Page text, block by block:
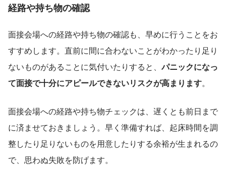
経路や持ち物の確認
面接会場への経路や持ち物の確認も、早めに行うことをお
すすめします。直前に間に合わないことがわかったり足り
ないものがあることに気付いたりすると、パニックになっ
て面接で十分にアピールできないリスクが高まります。
面接会場への経路や持ち物チェックは、遅くとも前日まで
に済ませておきましょう。早く準備すれば、起床時間を調
整したり足りないものを用意したりする余裕が生まれるの
で、思わぬ失敗を防げます。